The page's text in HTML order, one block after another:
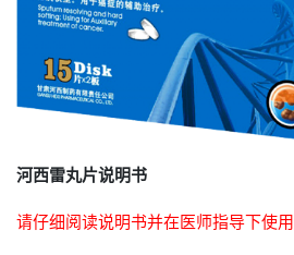
河西雷丸片说明书
请仔细阅读说明书并在医师指导下使用